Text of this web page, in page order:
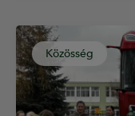
Közösség